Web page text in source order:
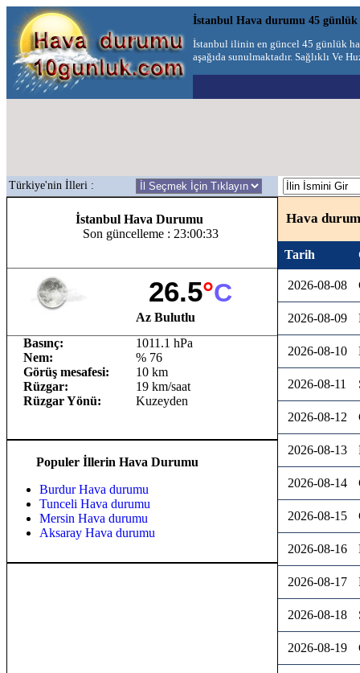
İstanbul Hava durumu 45 günlük
İstanbul ilinin en güncel 45 günlük
aşağıda sunulmaktadır. Sağlıklı Ve
Türkiye'nin İlleri :
İstanbul Hava Durumu
Son güncelleme : 23:00:33
26.5°C
Az Bulutlu
Basınç:
1011.1 hPa
Nem:
% 76
Görüş mesafesi:
10 km
Rüzgar:
19 km/saat
Rüzgar Yönü:
Kuzeyden
Hava
Tarih
2026-08-08
2026-08-09
2026-08-10
2026-08-11
2026-08-12
2026-08-13
2026-08-14
2026-08-15
2026-08-16
2026-08-17
2026-08-18
2026-08-19
Populer İllerin Hava Durumu
Burdur Hava durumu
Tunceli Hava durumu
Mersin Hava durumu
Aksaray Hava durumu